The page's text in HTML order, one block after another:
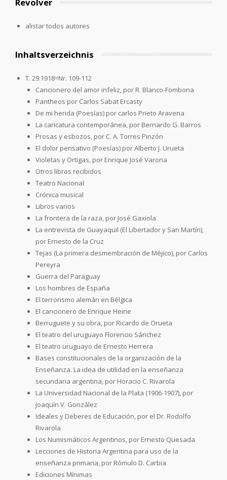
alistar todos autores
Inhaltsverzeichnis
T. 29.1918=Nr. 109-112
Cancionero del amor infeliz, por R. Blanco-Fombona
Pantheos por Carlos Sabat Ercasty
De mi herida (Poesías) por carlos Prieto Aravena
La caricatura contemporánea, por Bernardo G. Barros
Prosas y esbozos, por C. A. Torres Pinzón
El dolor pensativo (Poesías) por Alberto J. Urueta
Violetas y Ortigas, por Enrique José Varona
Otros libros recibidos
Teatro Nacional
Crónica musical
Libros varios
La frontera de la raza, por José Gaxiola
La entrevista de Guayaquil (El Libertador y San Martín),
por Ernesto de la Cruz
Tejas (La primera desmembración de Méjico), por Carlos
Pereyra
Guerra del Paraguay
Los hombres de España
El terrorismo alemán en Bélgica
El cancionero de Enrique Heine
Berruguete y su obra, por Ricardo de Orueta
El teatro del uruguayo Florencio Sánchez
El teatro uruguayo de Ernesto Herrera
Bases constitucionales de la organización de la
Enseñanza. La idea de utilidad en la enseñanza
secundaria argentina, por Horacio C. Rivarola
La Universidad Nacional de la Plata (1906-1907), por
Joaquín V. González
Ideales y Deberes de Educación, por el Dr. Rodolfo
Rivarola
Los Numismáticos Argentinos, por Ernesto Quesada
Lecciones de Historia Argentina para uso de la
enseñanza primaria, por Rómulo D. Carbia
Ediciones Mínimas